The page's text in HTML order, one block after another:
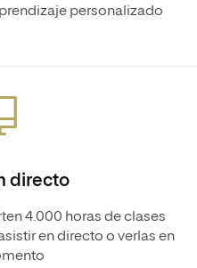
personalizado
directo
4.000 horas de clases
en directo o verlas en